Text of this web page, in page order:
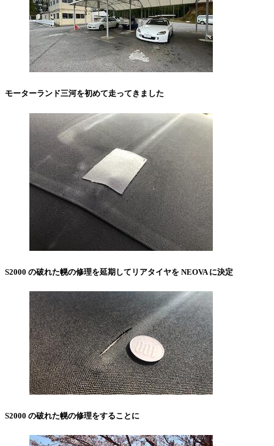
モーターランド三河を初めて走ってきました
S2000 の破れた幌の修理を延期してリアタイヤを NEOVA に決定
S2000 の破れた幌の修理をすることに